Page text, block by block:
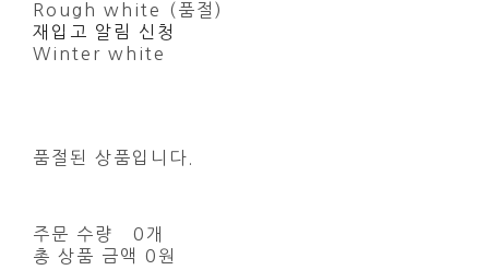
Rough white (품절)
재입고 알림 신청
Winter white
품절된 상품입니다.
주문 수량
0개
총 상품 금액
0원